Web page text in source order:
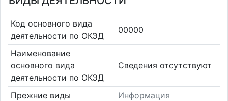
Код основного вида
деятельности по ОКЭД
00000
Наименование
основного вида
деятельности по ОКЭД
Cведения отсутствуют
Прежние виды
Информация